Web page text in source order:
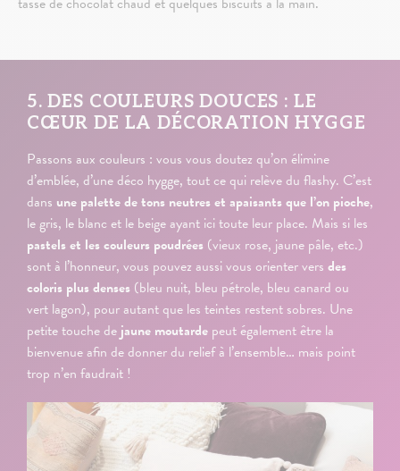
5. DES COULEURS DOUCES : LE
CŒUR DE LA DÉCORATION HYGGE
Passons aux couleurs : vous vous doutez qu’on élimine
d’emblée, d’une déco hygge, tout ce qui relève du flashy. C’est
dans une palette de tons neutres et apaisants que l’on pioche,
le gris, le blanc et le beige ayant ici toute leur place. Mais si les
pastels et les couleurs poudrées (vieux rose, jaune pâle, etc.)
sont à l’honneur, vous pouvez aussi vous orienter vers des
coloris plus denses (bleu nuit, bleu pétrole, bleu canard ou
vert lagon), pour autant que les teintes restent sobres. Une
petite touche de jaune moutarde peut également être la
bienvenue afin de donner du relief à l’ensemble… mais point
trop n’en faudrait !